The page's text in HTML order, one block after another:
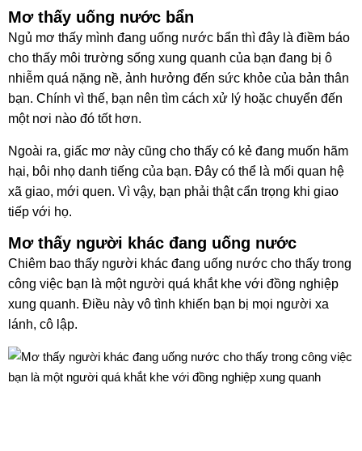
Mơ thấy uống nước bẩn
Ngủ mơ thấy mình đang uống nước bẩn thì đây là điềm báo
cho thấy môi trường sống xung quanh của bạn đang bị ô
nhiễm quá nặng nề, ảnh hưởng đến sức khỏe của bản thân
bạn. Chính vì thế, bạn nên tìm cách xử lý hoặc chuyển đến
một nơi nào đó tốt hơn.
Ngoài ra, giấc mơ này cũng cho thấy có kẻ đang muốn hãm
hại, bôi nhọ danh tiếng của bạn. Đây có thể là mối quan hệ
xã giao, mới quen. Vì vậy, bạn phải thật cẩn trọng khi giao
tiếp với họ.
Mơ thấy người khác đang uống nước
Chiêm bao thấy người khác đang uống nước cho thấy trong
công việc bạn là một người quá khắt khe với đồng nghiệp
xung quanh. Điều này vô tình khiến bạn bị mọi người xa
lánh, cô lập.